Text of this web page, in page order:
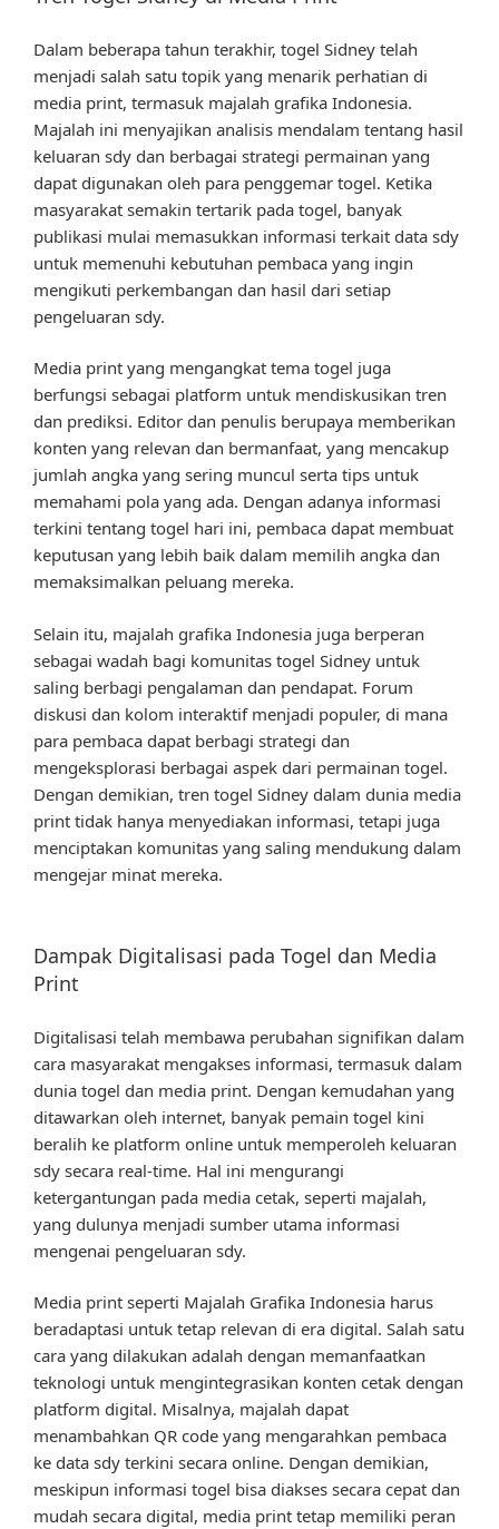
Dalam beberapa tahun terakhir, togel Sidney telah
menjadi salah satu topik yang menarik perhatian di
media print, termasuk majalah grafika Indonesia.
Majalah ini menyajikan analisis mendalam tentang hasil
keluaran sdy dan berbagai strategi permainan yang
dapat digunakan oleh para penggemar togel. Ketika
masyarakat semakin tertarik pada togel, banyak
publikasi mulai memasukkan informasi terkait data sdy
untuk memenuhi kebutuhan pembaca yang ingin
mengikuti perkembangan dan hasil dari setiap
pengeluaran sdy.
Media print yang mengangkat tema togel juga
berfungsi sebagai platform untuk mendiskusikan tren
dan prediksi. Editor dan penulis berupaya memberikan
konten yang relevan dan bermanfaat, yang mencakup
jumlah angka yang sering muncul serta tips untuk
memahami pola yang ada. Dengan adanya informasi
terkini tentang togel hari ini, pembaca dapat membuat
keputusan yang lebih baik dalam memilih angka dan
memaksimalkan peluang mereka.
Selain itu, majalah grafika Indonesia juga berperan
sebagai wadah bagi komunitas togel Sidney untuk
saling berbagi pengalaman dan pendapat. Forum
diskusi dan kolom interaktif menjadi populer, di mana
para pembaca dapat berbagi strategi dan
mengeksplorasi berbagai aspek dari permainan togel.
Dengan demikian, tren togel Sidney dalam dunia media
print tidak hanya menyediakan informasi, tetapi juga
menciptakan komunitas yang saling mendukung dalam
mengejar minat mereka.
Dampak Digitalisasi pada Togel dan Media
Print
Digitalisasi telah membawa perubahan signifikan dalam
cara masyarakat mengakses informasi, termasuk dalam
dunia togel dan media print. Dengan kemudahan yang
ditawarkan oleh internet, banyak pemain togel kini
beralih ke platform online untuk memperoleh keluaran
sdy secara real-time. Hal ini mengurangi
ketergantungan pada media cetak, seperti majalah,
yang dulunya menjadi sumber utama informasi
mengenai pengeluaran sdy.
Media print seperti Majalah Grafika Indonesia harus
beradaptasi untuk tetap relevan di era digital. Salah satu
cara yang dilakukan adalah dengan memanfaatkan
teknologi untuk mengintegrasikan konten cetak dengan
platform digital. Misalnya, majalah dapat
menambahkan QR code yang mengarahkan pembaca
ke data sdy terkini secara online. Dengan demikian,
meskipun informasi togel bisa diakses secara cepat dan
mudah secara digital, media print tetap memiliki peran